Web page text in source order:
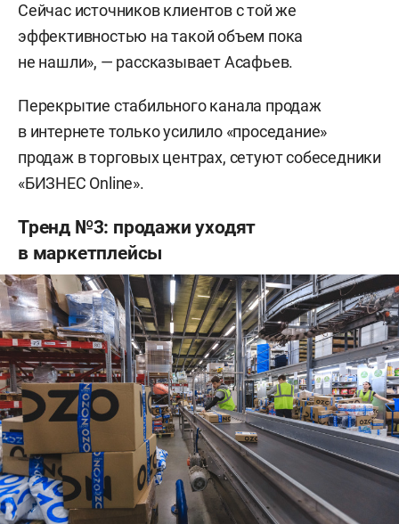
Сейчас источников клиентов с той же
эффективностью на такой объем пока
не нашли», — рассказывает Асафьев.
Перекрытие стабильного канала продаж
в интернете только усилило «проседание»
продаж в торговых центрах, сетуют собеседники
«БИЗНЕС Online».
Тренд №3: продажи уходят
в маркетплейсы